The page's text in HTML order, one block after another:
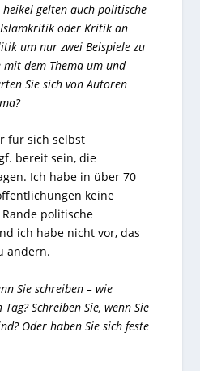
heikel gelten auch politische
oder Kritik an
um nur zwei Beispiele zu
mit dem Thema um und
Sie sich von Autoren
für sich selbst
bereit sein, die
Ich habe in über 70
keine
politische
ich habe nicht vor, das
ändern.
Sie schreiben – wie
Schreiben Sie, wenn Sie
Oder haben Sie sich feste